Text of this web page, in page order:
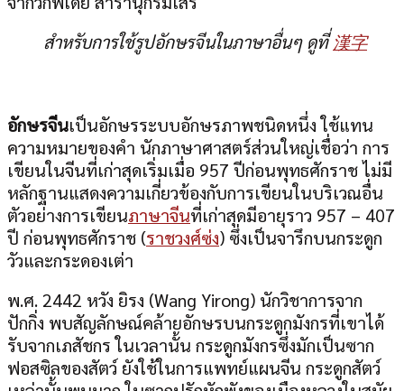
สำหรับการใช้รูปอักษรจีนในภาษาอื่นๆ ดูที่ 漢字
อักษรจีนเป็นอักษรระบบอักษรภาพชนิดหนึ่ง ใช้แทน
ความหมายของคำ นักภาษาศาสตร์ส่วนใหญ่เชื่อว่า การ
เขียนในจีนที่เก่าสุดเริ่มเมื่อ 957 ปีก่อนพุทธศักราช ไม่มี
หลักฐานแสดงความเกี่ยวข้องกับการเขียนในบริเวณอื่น
ตัวอย่างการเขียนภาษาจีนที่เก่าสุดมีอายุราว 957 – 407
ปี ก่อนพุทธศักราช (ราชวงศ์ซ่ง) ซึ่งเป็นจารึกบนกระดูก
วัวและกระดองเต่า
พ.ศ. 2442 หวัง ยิรง (Wang Yirong) นักวิชาการจาก
ปักกิ่ง พบสัญลักษณ์คล้ายอักษรบนกระดูกมังกรที่เขาได้
รับจากเภสัชกร ในเวลานั้น กระดูกมังกรซึ่งมักเป็นซาก
ฟอสซิลของสัตว์ ยังใช้ในการแพทย์แผนจีน กระดูกสัตว์